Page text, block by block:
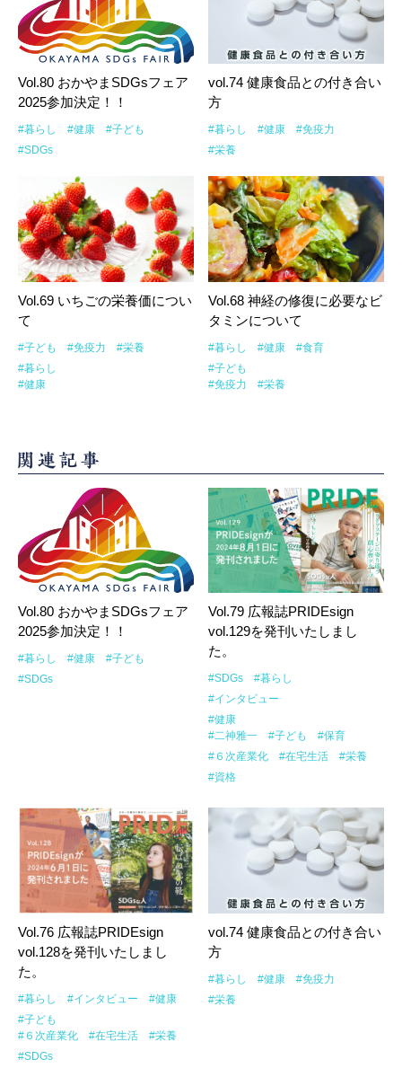
Vol.80 おかやまSDGsフェア
2025参加決定！！
#暮らし #健康
#子ども
#SDGs
vol.74 健康食品との付き合い
方
#暮らし #健康
#免疫力
#栄養
Vol.69 いちごの栄養価につい
て
#子ども #免疫力
#栄養
#暮らし
#健康
Vol.68 神経の修復に必要なビ
タミンについて
#暮らし #健康
#食育
#子ども
#免疫力
#栄養
Vol.80 おかやまSDGsフェア
2025参加決定！！
#暮らし #健康
#子ども
#SDGs
Vol.79 広報誌PRIDEsign
vol.129を発刊いたしまし
た。
#SDGs
#暮らし
#インタビュー
#健康
#二神雅一
#子ども
#保育
#６次産業化
#在宅生活
#栄養
#資格
Vol.76 広報誌PRIDEsign
vol.128を発刊いたしまし
た。
#暮らし #インタビュー
#健康
#子ども
#６次産業化
#在宅生活
#栄養
#SDGs
vol.74 健康食品との付き合い
方
#暮らし #健康
#免疫力
#栄養